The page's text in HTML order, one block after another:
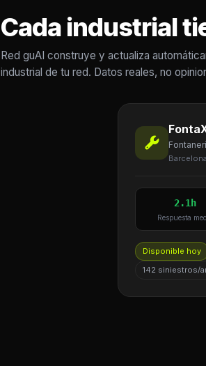
Cada industrial
Red guAI construye y actualiza
industrial de tu red. Datos reales, no
2.1h
Respuesta
Disponible hoy
142 siniestros/